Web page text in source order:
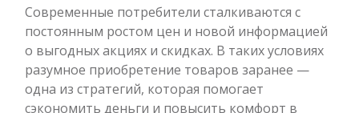
Современные потребители сталкиваются с
постоянным ростом цен и новой информацией
о выгодных акциях и скидках. В таких условиях
разумное приобретение товаров заранее —
одна из стратегий, которая помогает
сэкономить деньги и повысить комфорт в